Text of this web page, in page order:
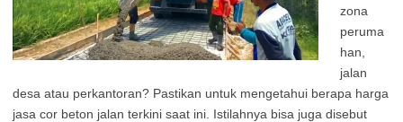
zona
peruma
han,
jalan
desa atau perkantoran? Pastikan untuk mengetahui berapa harga
jasa cor beton jalan terkini saat ini. Istilahnya bisa juga disebut